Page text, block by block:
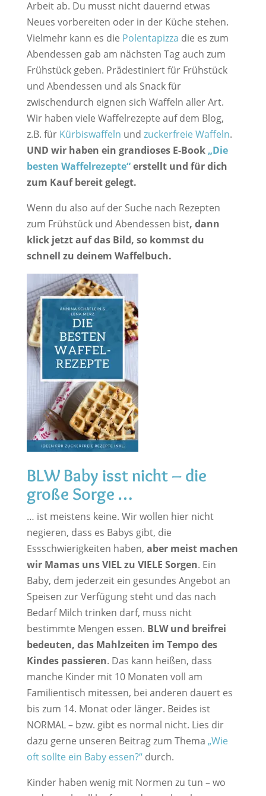
Arbeit ab. Du musst nicht dauernd etwas
Neues vorbereiten oder in der Küche stehen.
Vielmehr kann es die Polentapizza die es zum
Abendessen gab am nächsten Tag auch zum
Frühstück geben. Prädestiniert für Frühstück
und Abendessen und als Snack für
zwischendurch eignen sich Waffeln aller Art.
Wir haben viele Waffelrezepte auf dem Blog,
z.B. für Kürbiswaffeln und zuckerfreie Waffeln.
UND wir haben ein grandioses E-Book „Die
besten Waffelrezepte“erstellt und für dich
zum Kauf bereit gelegt.
Wenn du also auf der Suche nach Rezepten
zum Frühstück und Abendessen bist, dann
klick jetzt auf das Bild, so kommst du
schnell zu deinem Waffelbuch.
BLW Baby isst nicht – die
große Sorge …
… ist meistens keine. Wir wollen hier nicht
negieren, dass es Babys gibt, die
Essschwierigkeiten haben, aber meist machen
wir Mamas uns VIEL zu VIELE Sorgen. Ein
Baby, dem jederzeit ein gesundes Angebot an
Speisen zur Verfügung steht und das nach
Bedarf Milch trinken darf, muss nicht
bestimmte Mengen essen. BLW und breifrei
bedeuten, das Mahlzeiten im Tempo des
Kindes passieren. Das kann heißen, dass
manche Kinder mit 10 Monaten voll am
Familientisch mitessen, bei anderen dauert es
bis zum 14. Monat oder länger. Beides ist
NORMAL – bzw. gibt es normal nicht. Lies dir
dazu gerne unseren Beitrag zum Thema „Wie
oft sollte ein Baby essen?“durch.
Kinder haben wenig mit Normen zu tun – wo